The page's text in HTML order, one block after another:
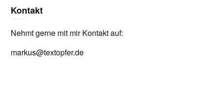
Kontakt
Nehmt gerne mit mir Kontakt auf:
markus@textopfer.de